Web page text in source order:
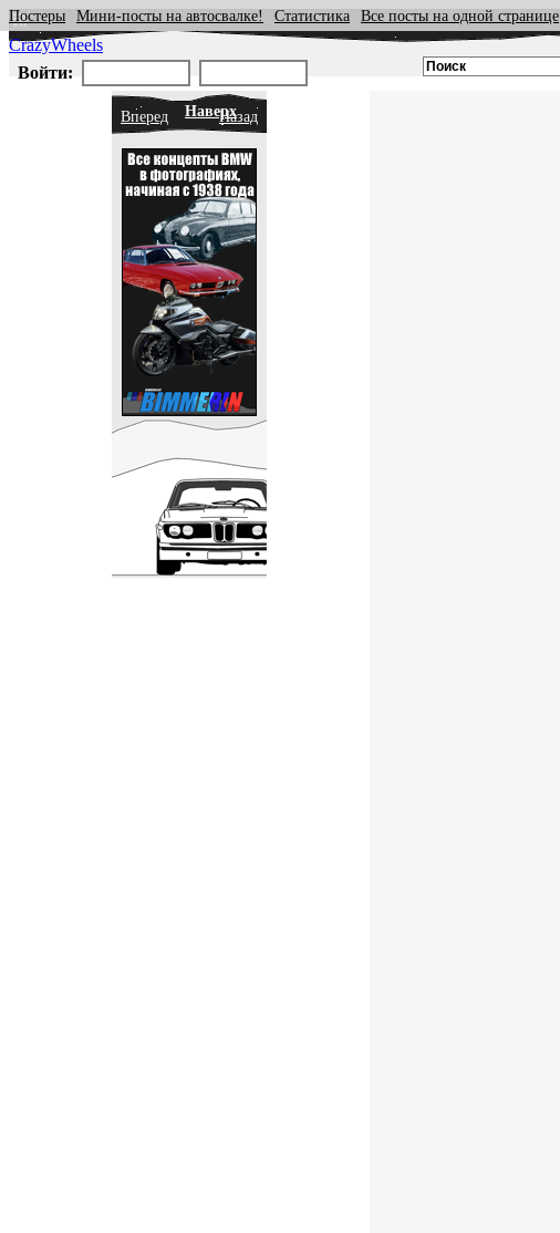
CrazyWheels
Постеры Мини-посты на автосвалке! Статистика Все посты на одной странице
Войти:
Вперед НаверхНазад